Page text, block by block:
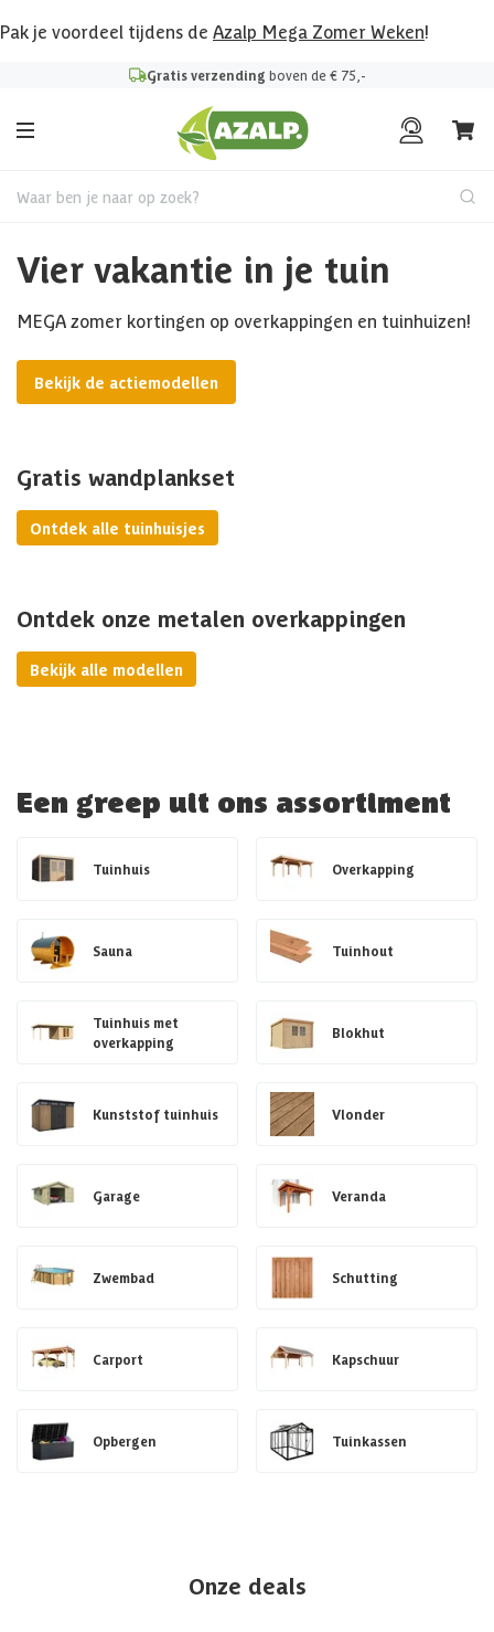
Pak je voordeel tijdens de Azalp Mega Zomer Weken!
Gratis verzending boven de € 75,-
Waar ben je naar op zoek?
Vier vakantie in je tuin
MEGA zomer kortingen op overkappingen en tuinhuizen!
Bekijk de actiemodellen
Gratis wandplankset
Ontdek alle tuinhuisjes
Ontdek onze metalen overkappingen
Bekijk alle modellen
Een greep uit ons assortiment
Tuinhuis Overkapping
Sauna Tuinhout
Tuinhuis met
overkapping
Blokhut
Kunststof tuinhuis Vlonder
Garage Veranda
Zwembad Schutting
Carport Kapschuur
Opbergen Tuinkassen
Onze deals